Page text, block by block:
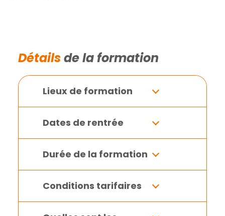
Détailsde la formation
Lieux de formation
Dates de rentrée
Durée de la formation
Conditions tarifaires